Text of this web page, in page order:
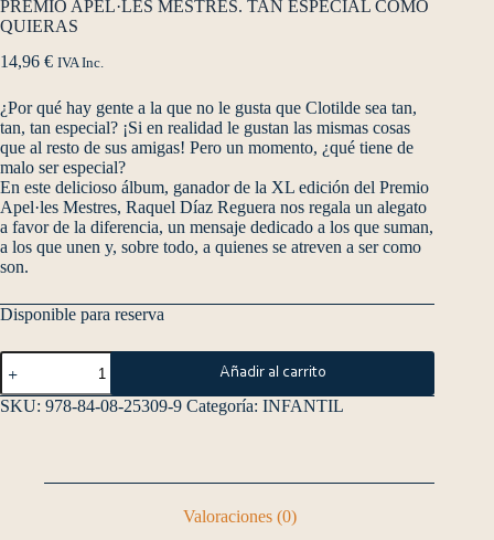
PREMIO APEL·LES MESTRES. TAN ESPECIAL COMO
QUIERAS
14,96 € IVA Inc.
¿Por qué hay gente a la que no le gusta que Clotilde sea tan,
tan, tan especial? ¡Si en realidad le gustan las mismas cosas
que al resto de sus amigas! Pero un momento, ¿qué tiene de
malo ser especial?
En este delicioso álbum, ganador de la XL edición del Premio
Apel·les Mestres, Raquel Díaz Reguera nos regala un alegato
a favor de la diferencia, un mensaje dedicado a los que suman,
a los que unen y, sobre todo, a quienes se atreven a ser como
son.
Disponible para reserva
Añadir al carrito
SKU: 978-84-08-25309-9 Categoría: INFANTIL
Valoraciones (0)